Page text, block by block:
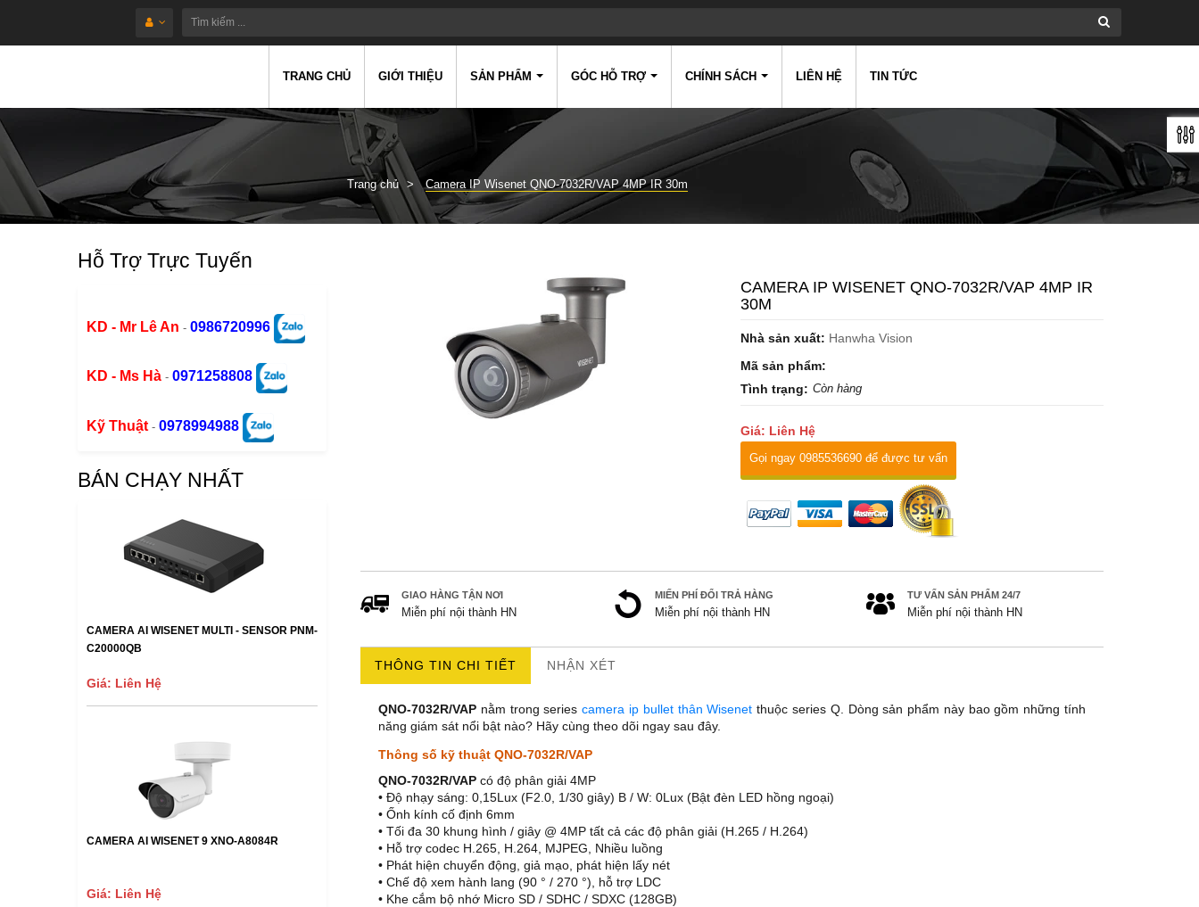
TRANG CHỦ GIỚI THIỆU SẢN PHẨM GÓC HỖ TRỢ CHÍNH SÁCH LIÊN HỆ TIN TỨC
Trang chủ Camera IP Wisenet QNO-7032R/VAP 4MP IR 30m
Hỗ Trợ Trực Tuyến
KD - Mr Lê An - 0986720996
KD - Ms Hà - 0971258808
Kỹ Thuật - 0978994988
BÁN CHẠY NHẤT
CAMERA AI WISENET MULTI - SENSOR PNM-
C20000QB
Giá: Liên Hệ
CAMERA AI WISENET 9 XNO-A8084R
Giá: Liên Hệ
CAMERA IP WISENET QNO-7032R/VAP 4MP IR
30M
Nhà sản xuất: Hanwha Vision
Mã sản phẩm:
Tình trạng: Còn hàng
Giá: Liên Hệ
Gọi ngay 0985536690 để được tư vấn
GIAO HÀNG TẬN NƠI
Miễn phí nội thành HN
MIẾN PHÍ ĐỔI TRẢ HÀNG
Miễn phí nội thành HN
TƯ VẤN SẢN PHẨM 24/7
Miễn phí nội thành HN
THÔNG TIN CHI TIẾT NHẬN XÉT
QNO-7032R/VAP nằm trong seriescamera ip bullet thân Wisenet thuộc series Q. Dòng sản phẩm này bao gồm những tính
năng giám sát nổi bật nào? Hãy cùng theo dõi ngay sau đây.
Thông số kỹ thuật QNO-7032R/VAP
QNO-7032R/VAP có độ phân giải 4MP
• Độ nhạy sáng: 0,15Lux (F2.0, 1/30 giây) B / W: 0Lux (Bật đèn LED hồng ngoại)
• Ốnh kính cố định 6mm
• Tối đa 30 khung hình / giây @ 4MP tất cả các độ phân giải (H.265 / H.264)
• Hỗ trợ codec H.265, H.264, MJPEG, Nhiều luồng
• Phát hiện chuyển động, giả mạo, phát hiện lấy nét
• Chế độ xem hành lang (90 ° / 270 °), hỗ trợ LDC
• Khe cắm bộ nhớ Micro SD / SDHC / SDXC (128GB)